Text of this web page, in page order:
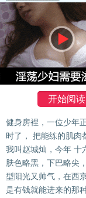
开始阅读
健身房裡，一位少年
时了， 把能练的肌肉
我叫赵城灿，今年 十
肤色略黑，下巴略尖
型阳光又帅气，在西
是有钱就能进来的那